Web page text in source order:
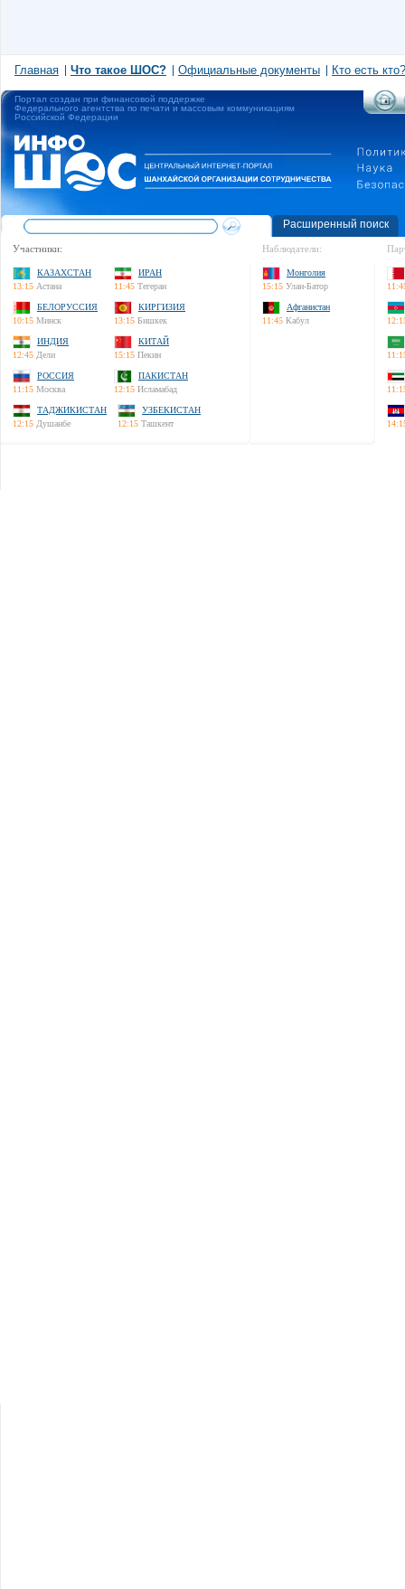
Главная Что такое ШОС? Официальные документы Кто есть кто?
Портал создан при финансовой поддержке
Федерального агентства по печати и массовым коммуникациям
Российской Федерации
Расширенный поиск
Участники:
КАЗАХСТАН
13:15 Астана
ИРАН
11:45 Тегеран
БЕЛОРУССИЯ
10:15 Минск
КИРГИЗИЯ
13:15 Бишкек
ИНДИЯ
12:45 Дели
КИТАЙ
15:15 Пекин
РОССИЯ
11:15 Москва
ПАКИСТАН
12:15 Исламабад
ТАДЖИКИСТАН
12:15 Душанбе
УЗБЕКИСТАН
12:15 Ташкент
Наблюдатели:
Монголия
15:15 Улан-Батор
Афганистан
11:45 Кабул